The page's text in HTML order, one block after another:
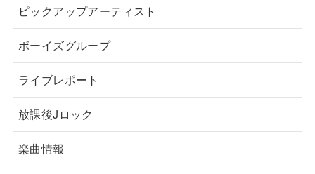
ピックアップアーティスト
ボーイズグループ
ライブレポート
放課後Jロック
楽曲情報